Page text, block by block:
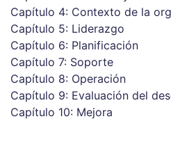
Capítulo 4: Contexto de la
Capítulo 5: Liderazgo
Capítulo 6: Planificación
Capítulo 7: Soporte
Capítulo 8: Operación
Capítulo 9: Evaluación del
Capítulo 10: Mejora